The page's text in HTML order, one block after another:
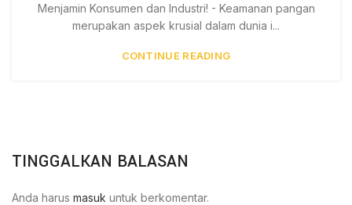
Menjamin Konsumen dan Industri! - Keamanan pangan
merupakan aspek krusial dalam dunia i...
CONTINUE READING
TINGGALKAN BALASAN
Anda harus masuk untuk berkomentar.